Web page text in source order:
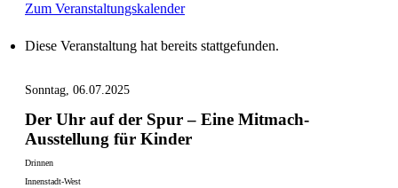
Zum Veranstaltungskalender
Diese Veranstaltung hat bereits stattgefunden.
Sonntag, 06.07.2025
Der Uhr auf der Spur – Eine Mitmach-
Ausstellung für Kinder
Drinnen
Innenstadt-West